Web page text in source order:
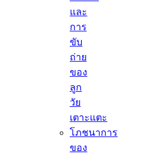
และ
การ
ขับ
ถ่าย
ของ
ลูก
วัย
เตาะแตะ
โภชนาการ
ของ